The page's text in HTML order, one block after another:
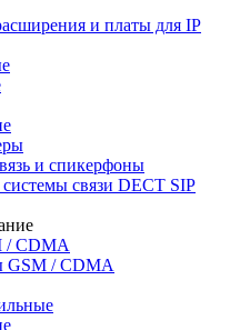
и платы для IP
и спикерфоны
связи DECT SIP
/ CDMA
GSM / CDMA